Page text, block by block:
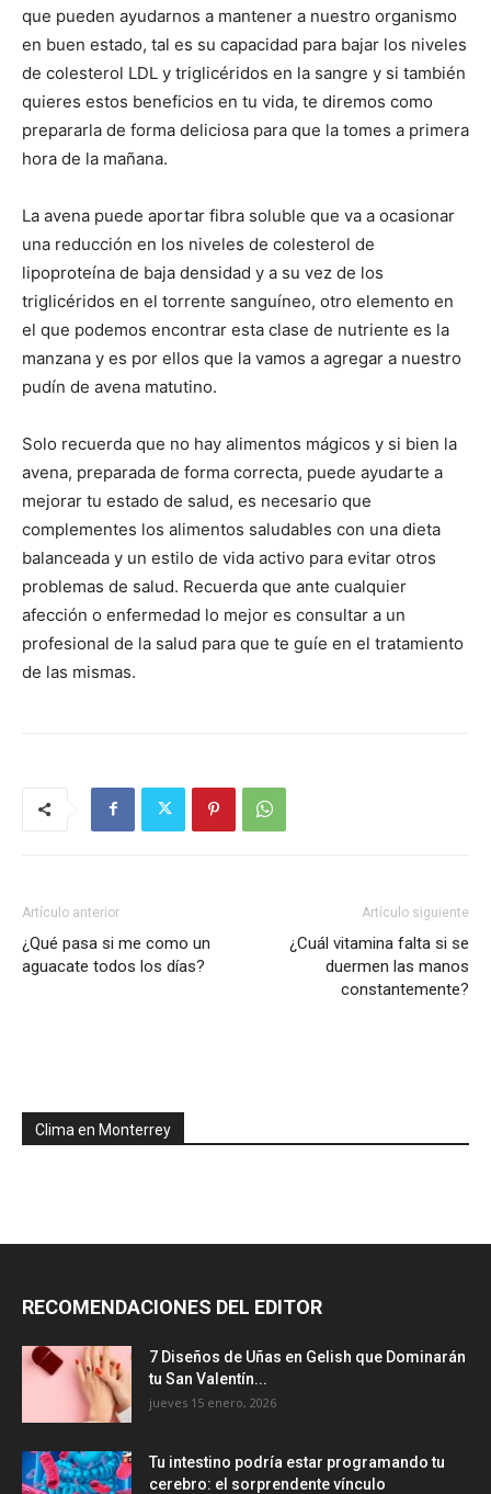
que pueden ayudarnos a mantener a nuestro organismo
en buen estado, tal es su capacidad para bajar los niveles
de colesterol LDL y triglicéridos en la sangre y si también
quieres estos beneficios en tu vida, te diremos como
prepararla de forma deliciosa para que la tomes a primera
hora de la mañana.
La avena puede aportar fibra soluble que va a ocasionar
una reducción en los niveles de colesterol de
lipoproteína de baja densidad y a su vez de los
triglicéridos en el torrente sanguíneo, otro elemento en
el que podemos encontrar esta clase de nutriente es la
manzana y es por ellos que la vamos a agregar a nuestro
pudín de avena matutino.
Solo recuerda que no hay alimentos mágicos y si bien la
avena, preparada de forma correcta, puede ayudarte a
mejorar tu estado de salud, es necesario que
complementes los alimentos saludables con una dieta
balanceada y un estilo de vida activo para evitar otros
problemas de salud. Recuerda que ante cualquier
afección o enfermedad lo mejor es consultar a un
profesional de la salud para que te guíe en el tratamiento
de las mismas.
Artículo anterior
¿Qué pasa si me como un
aguacate todos los días?
Artículo siguiente
¿Cuál vitamina falta si se
duermen las manos
constantemente?
Clima en Monterrey
RECOMENDACIONES DEL EDITOR
7 Diseños de Uñas en Gelish que Dominarán
tu San Valentín...
jueves 15 enero, 2026
Tu intestino podría estar programando tu
cerebro: el sorprendente vínculo